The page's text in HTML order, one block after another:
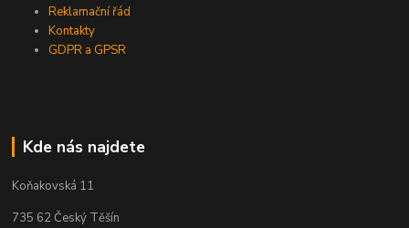
Reklamační řád
Kontakty
GDPR a GPSR
Kde nás najdete
Koňakovská 11
735 62 Český Těšín